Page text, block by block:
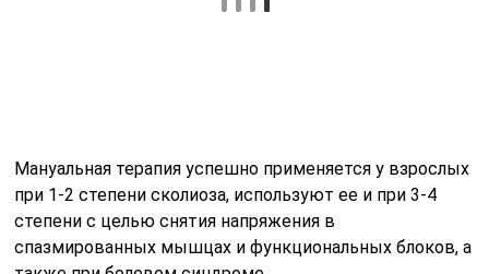
Основной сложностью в применении мануальной
терапии для пациента является поиск
квалифицированного специалиста, безупречно
владеющего техникой и имеющего многолетний опыт